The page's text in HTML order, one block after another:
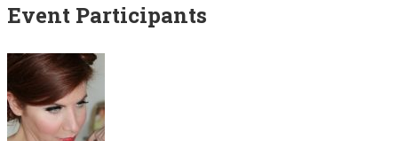
Event Participants